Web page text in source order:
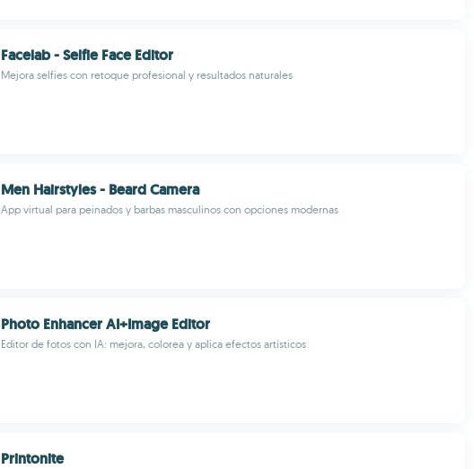
Facelab - Selfie Face Editor
Mejora selfies con retoque profesional y resultados naturales
Men Hairstyles - Beard Camera
App virtual para peinados y barbas masculinos con opciones modernas
Photo Enhancer AI+Image Editor
Editor de fotos con IA: mejora, colorea y aplica efectos artísticos
Printonite